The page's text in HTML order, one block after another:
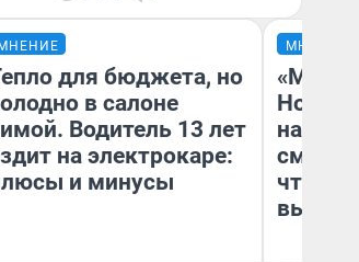
МНЕНИЕ
для бюджета, но
в салоне
Водитель 13 лет
на электрокаре:
и минусы
МНЕНИЕ
«Мы
чтобы